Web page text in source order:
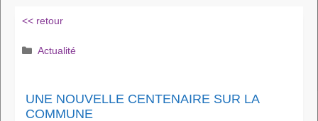
<< retour
Catégories
Actualité
UNE NOUVELLE CENTENAIRE SUR LA
COMMUNE